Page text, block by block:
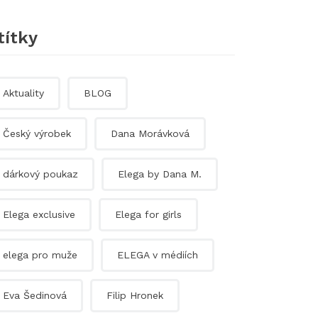
Aktuality BLOG
Český výrobek Dana Morávková
dárkový poukaz Elega by Dana M.
Elega exclusive Elega for girls
elega pro muže ELEGA v médiích
Eva Šedinová Filip Hronek